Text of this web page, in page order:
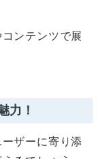
ンテンツで展
力！
ザーに寄り添